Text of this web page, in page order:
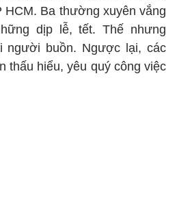
HCM. Ba thường xuyên vắng
dịp lễ, tết. Thế nhưng
người buồn. Ngược lại, các
thấu hiểu, yêu quý công việc